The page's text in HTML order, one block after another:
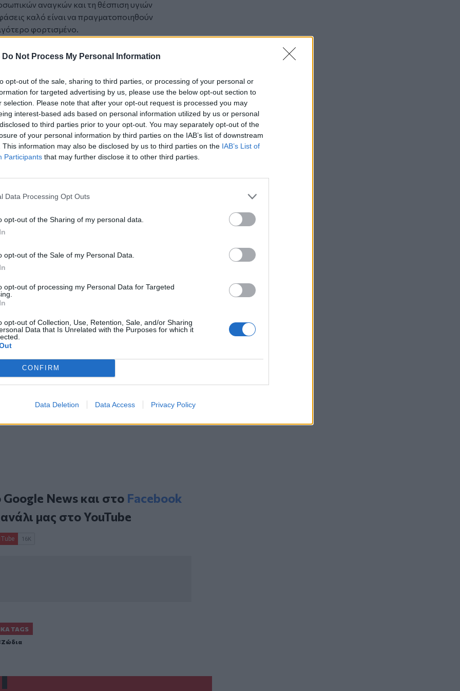
Do Not Process My Personal Information
opt-out of the sale, sharing to third parties, or processing of your personal or
for targeted advertising by us, please use the below opt-out section to
selection. Please note that after your opt-out request is processed you may
interest-based ads based on personal information utilized by us or personal
to third parties prior to your opt-out. You may separately opt-out of the
of your personal information by third parties on the IAB’s list of downstream
This information may also be disclosed by us to third parties on the IAB’s List of
Participants that may further disclose it to other third parties.
Data Processing Opt Outs
opt-out of the Sharing of my personal data.
opt-out of the Sale of my Personal Data.
opt-out of processing my Personal Data for Targeted
opt-out of Collection, Use, Retention, Sale, and/or Sharing
Data that Is Unrelated with the Purposes for which it
CONFIRM
Data Deletion Data Access Privacy Policy
αναγκών και τη θέσπιση υγιών
καλό είναι να πραγματοποιηθούν
φορτισμένο.
με προκλήσεις που αφορούν
Ερμή- Κρόνου μπορεί να
να φέρει στην επιφάνεια επικριτικές
και εσωτερική πίεση.
γίνει έντονη, η πλήρης
την ιδανική λύση. Η προστασία
χωρίς όμως να οδηγήσει σε
είναι κατάλληλη για ενσυναίσθηση,
αποφάσεων, ιδιαίτερα αν η
κρίση. Τα όρια μπορούν να
ως απόρριψη.
στο προσκήνιο οικογενειακά
στο παρασκήνιο για καιρό.
είναι πιθανό να επηρεάσουν
εξάντλησης ή ψυχικής κόπωσης.
να φανεί ιδιαίτερα απαιτητική
ισορροπία. Η περίοδος δεν ευνοεί
φορτίο είναι αυξημένο. Η
συμμάχους και σε περιπτώσεις
ακρόαση αποδεικνύεται πιο
Η ξεκούραση, η αυτοφροντίδα
διατήρηση της ισορροπίας καθ’ όλη τη
τα ζώδια
αλλάζει χιλιάδες ζωές
Google Newsκαι στο Facebook
μας στοYouTube
TAGS
Ζώδια
ΑΑΔΕ: Ανοιχτό το σύστημα Ενιαίας
Αίτησης Ενίσχυσης 2025 – Μέχρι πότε